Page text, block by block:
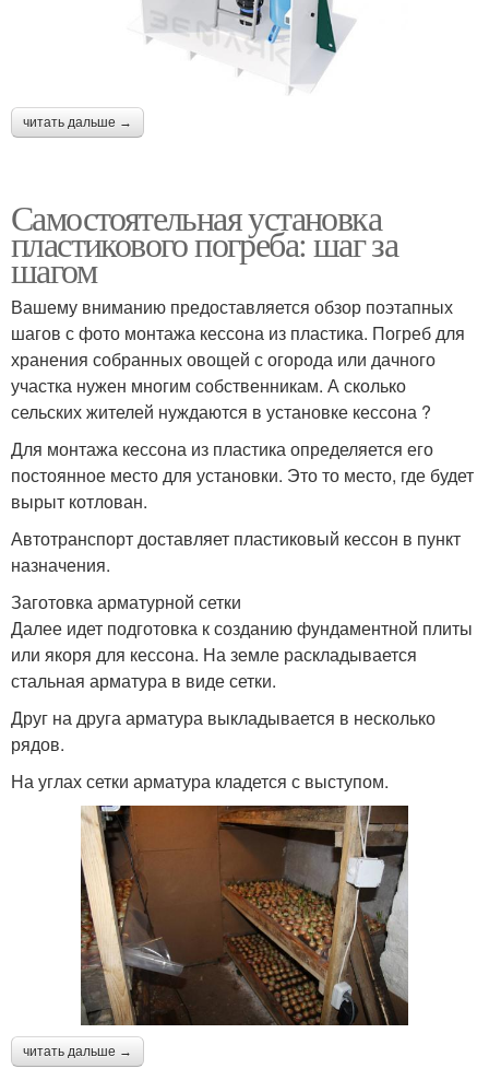
читать дальше →
Самостоятельная установка
пластикового погреба: шаг за
шагом
Вашему вниманию предоставляется обзор поэтапных
шагов с фото монтажа кессона из пластика. Погреб для
хранения собранных овощей с огорода или дачного
участка нужен многим собственникам. А сколько
сельских жителей нуждаются в установке кессона ?
Для монтажа кессона из пластика определяется его
постоянное место для установки. Это то место, где будет
вырыт котлован.
Автотранспорт доставляет пластиковый кессон в пункт
назначения.
Заготовка арматурной сетки
Далее идет подготовка к созданию фундаментной плиты
или якоря для кессона. На земле раскладывается
стальная арматура в виде сетки.
Друг на друга арматура выкладывается в несколько
рядов.
На углах сетки арматура кладется с выступом.
читать дальше →